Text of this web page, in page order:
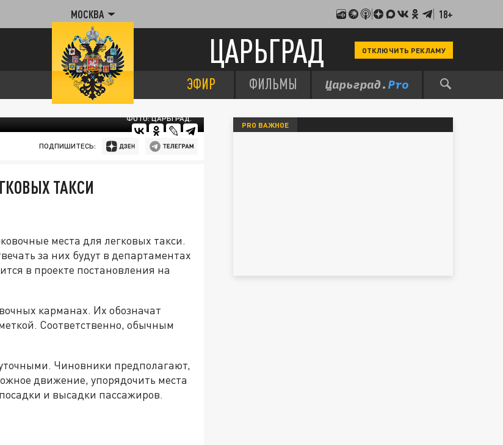
МОСКВА 18+
ЦАРЬГРАД ОТКЛЮЧИТЬ РЕКЛАМУ
ЭФИР ФИЛЬМЫ
ФОТО: ЦАРЬГРАД.
ПОДПИШИТЕСЬ:
ТАКСИ
места для легковых такси.
за них будут в департаментах
в проекте постановления на
карманах. Их обозначат
Соответственно, обычным
Чиновники предполагают,
движение, упорядочить места
и высадки пассажиров.
PRO ВАЖНОЕ